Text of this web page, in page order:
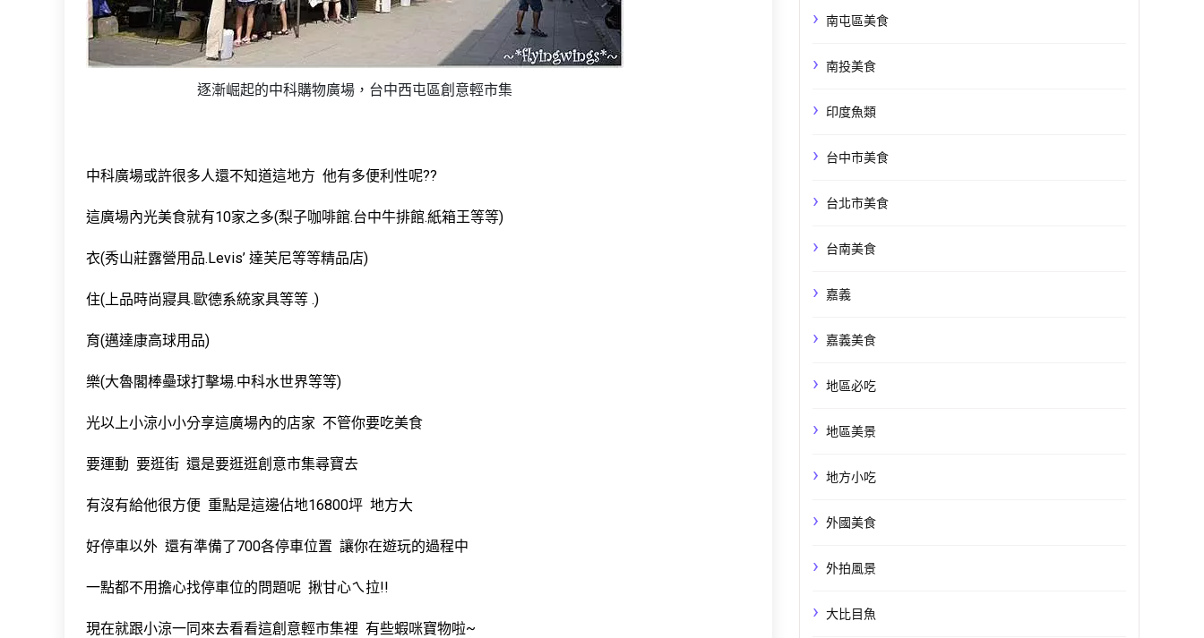
逐漸崛起的中科購物廣場，台中西屯區創意輕市集
中科廣場或許很多人還不知道這地方 他有多便利性呢??
這廣場內光美食就有10家之多(梨子咖啡館.台中牛排館.紙箱王等等)
衣(秀山莊露營用品.Levis’ 達芙尼等等精品店)
住(上品時尚寢具.歐德系統家具等等 .)
育(邁達康高球用品)
樂(大魯閣棒壘球打擊場.中科水世界等等)
光以上小涼小小分享這廣場內的店家 不管你要吃美食
要運動 要逛街 還是要逛逛創意市集尋寶去
有沒有給他很方便 重點是這邊佔地16800坪 地方大
好停車以外 還有準備了700各停車位置 讓你在遊玩的過程中
一點都不用擔心找停車位的問題呢 揪甘心ㄟ拉!!
現在就跟小涼一同來去看看這創意輕市集裡 有些蝦咪寶物啦~
南屯區美食
南投美食
印度魚類
台中市美食
台北市美食
台南美食
嘉義
嘉義美食
地區必吃
地區美景
地方小吃
外國美食
外拍風景
大比目魚